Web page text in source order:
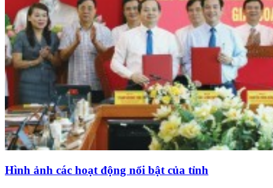
Hình ảnh các hoạt động nổi bật của tỉnh